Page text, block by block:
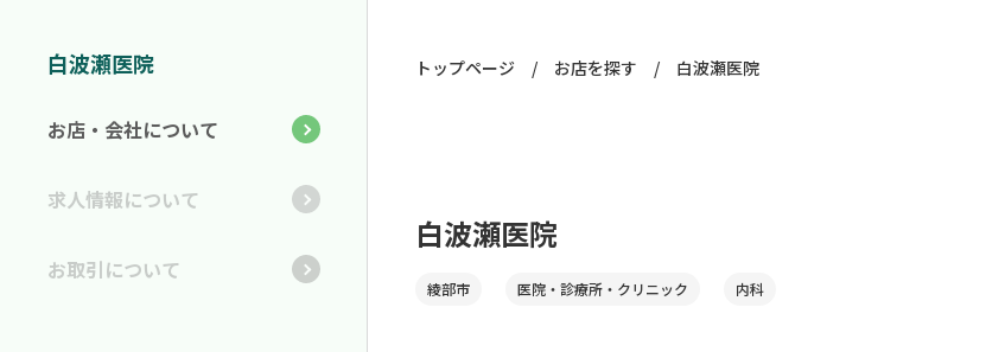
トップページ / お店を探す / 白波瀬医院
白波瀬医院
綾部市 医院・診療所・クリニック 内科
白波瀬医院
お店・会社について
求人情報について
お取引について